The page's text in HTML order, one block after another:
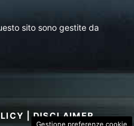
sito sono gestite da
|DISCLAIMER
Gestione preferenze cookie